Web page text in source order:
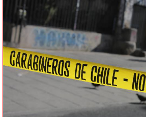
Deportes
Tecnología
Sostenibilidad